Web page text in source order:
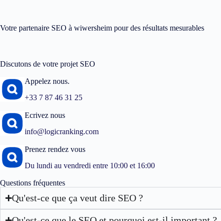
Votre partenaire SEO à wiwersheim pour des résultats mesurables
Discutons de votre projet SEO
Appelez nous.
+33 7 87 46 31 25
Ecrivez nous
info@logicranking.com
Prenez rendez vous
Du lundi au vendredi entre 10:00 et 16:00
Questions fréquentes
Qu'est-ce que ça veut dire SEO ?